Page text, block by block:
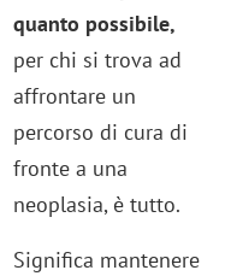
quanto possibile,
per chi si trova ad
affrontare un
percorso di cura di
fronte a una
neoplasia, è tutto.
Significa mantenere